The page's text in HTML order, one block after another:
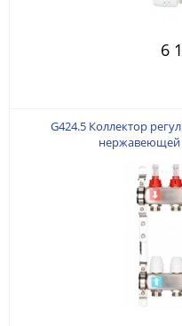
6
G424.5 Коллектор
нержавеющей